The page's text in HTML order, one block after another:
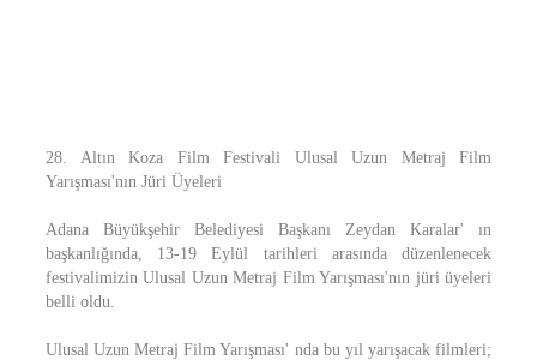
28. Altın Koza Film Festivali Ulusal Uzun Metraj Film
Yarışması'nın Jüri Üyeleri
Adana Büyükşehir Belediyesi Başkanı Zeydan Karalar' ın
başkanlığında, 13-19 Eylül tarihleri arasında düzenlenecek
festivalimizin Ulusal Uzun Metraj Film Yarışması'nın jüri üyeleri
belli oldu.
Ulusal Uzun Metraj Film Yarışması' nda bu yıl yarışacak filmleri;